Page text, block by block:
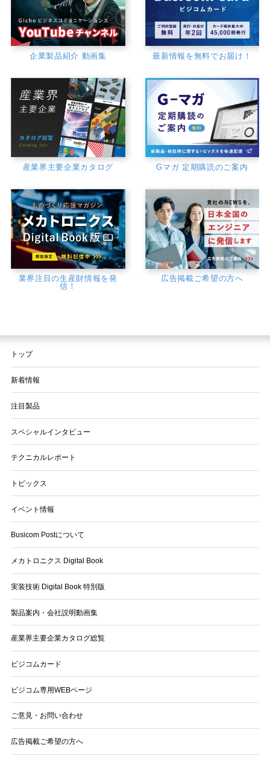
企業製品紹介 動画集 最新情報を無料でお届け！
産業界主要企業カタログ Gマガ 定期購読のご案内
業界注目の生産財情報を発
信！
広告掲載ご希望の方へ
トップ
新着情報
注目製品
スペシャルインタビュー
テクニカルレポート
トピックス
イベント情報
Busicom Postについて
メカトロニクス Digital Book
実装技術 Digital Book 特別版
製品案内・会社説明動画集
産業界主要企業カタログ総覧
ビジコムカード
ビジコム専用WEBページ
ご意見・お問い合わせ
広告掲載ご希望の方へ